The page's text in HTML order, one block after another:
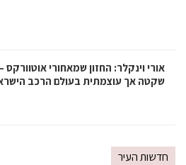
אורי וינקלר: החזון שמאחורי
שקטה אך עוצמתית בעולם הרכב
חדשות העיר